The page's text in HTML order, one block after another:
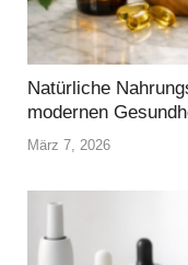
Natürliche
modernen
März 7, 2026